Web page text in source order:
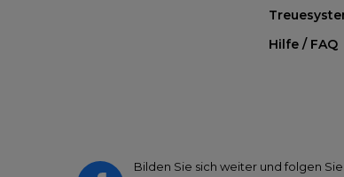
Hilfe / FAQ
Bilden Sie sich weiter und folgen Sie